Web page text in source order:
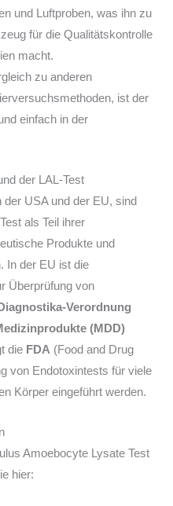
und Luftproben, was ihn zu
für die Qualitätskontrolle
macht.
zu anderen
ist der
einfach in der
der LAL-Test
USA und der EU, sind
als Teil ihrer
Produkte und
In der EU ist die
Überprüfung von
Verordnung
(MDD)
die FDA (Food and Drug
von Endotoxintests für viele
Körper eingeführt werden.
Amoebocyte Lysate Test
hier: